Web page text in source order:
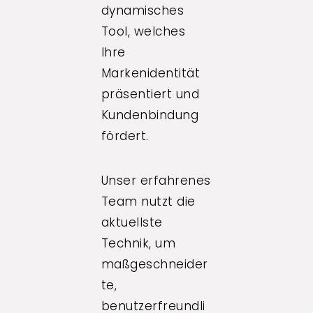
dynamisches
Tool, welches
Ihre
Markenidentität
präsentiert und
Kundenbindung
fördert.
Unser erfahrenes
Team nutzt die
aktuellste
Technik, um
maßgeschneider
te,
benutzerfreundli